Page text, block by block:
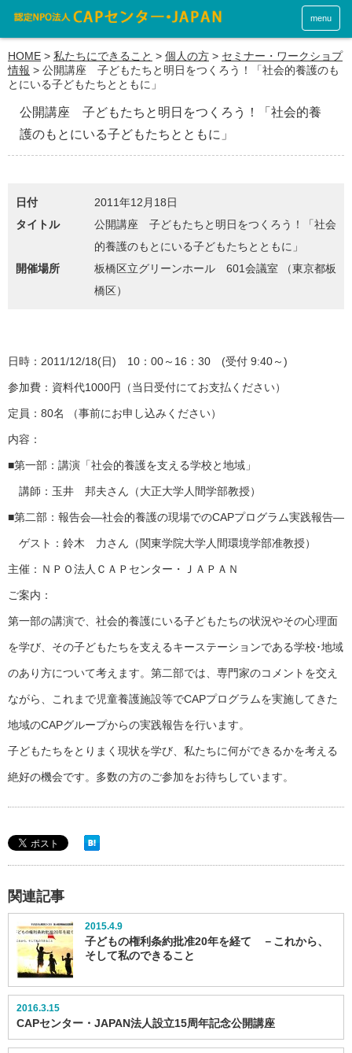
menu
HOME > 私たちにできること > 個人の方 > セミナー・ワークショプ
情報 > 公開講座 子どもたちと明日をつくろう！「社会的養護のも
とにいる子どもたちとともに」
公開講座 子どもたちと明日をつくろう！「社会的養
護のもとにいる子どもたちとともに」
日付
2011年12月18日
タイトル
公開講座 子どもたちと明日をつくろう！「社会
的養護のもとにいる子どもたちとともに」
開催場所
板橋区立グリーンホール 601会議室 （東京都板
橋区）
日時：2011/12/18(日) 10：00～16：30 (受付 9:40～)
参加費：資料代1000円（当日受付にてお支払ください）
定員：80名 （事前にお申し込みください）
内容：
■第一部：講演「社会的養護を支える学校と地域」
講師：玉井 邦夫さん（大正大学人間学部教授）
■第二部：報告会―社会的養護の現場でのCAPプログラム実践報告―
ゲスト：鈴木 力さん（関東学院大学人間環境学部准教授）
主催：ＮＰＯ法人ＣＡＰセンター・ＪＡＰＡＮ
ご案内：
第一部の講演で、社会的養護にいる子どもたちの状況やその心理面
を学び、その子どもたちを支えるキーステーションである学校･地域
のあり方について考えます。第二部では、専門家のコメントを交え
ながら、これまで児童養護施設等でCAPプログラムを実施してきた
地域のCAPグループからの実践報告を行います。
子どもたちをとりまく現状を学び、私たちに何ができるかを考える
絶好の機会です。多数の方のご参加をお待ちしています。
関連記事
2015.4.9
子どもの権利条約批准20年を経て －これから、
そして私のできること
2016.3.15
CAPセンター・JAPAN法人設立15周年記念公開講座